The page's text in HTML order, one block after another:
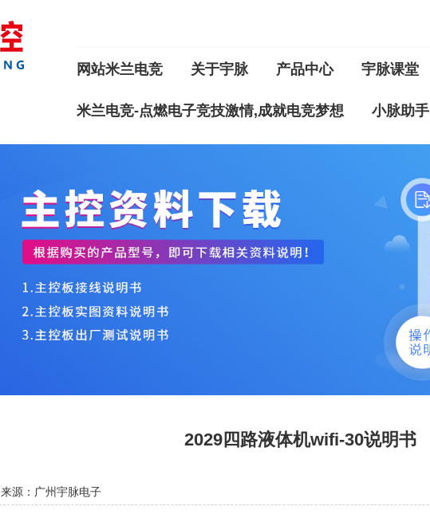
网站米兰电竞 关于宇脉 产品中心 宇脉课堂
米兰电竞-点燃电子竞技激情,成就电竞梦想 小脉助手
2029四路液体机wifi-30说明书
来源：广州宇脉电子